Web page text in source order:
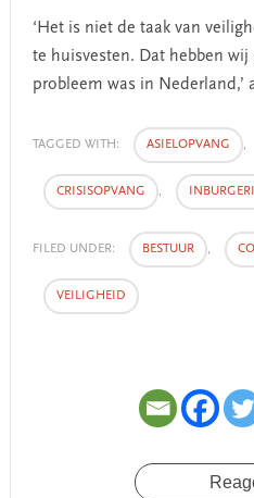
‘Het is niet de taak van
te huisvesten. Dat hebben
probleem was in Nederland,’
TAGGED WITH: ASIELOPVANG ,
CRISISOPVANG ,
FILED UNDER: BESTUUR ,
VEILIGHEID